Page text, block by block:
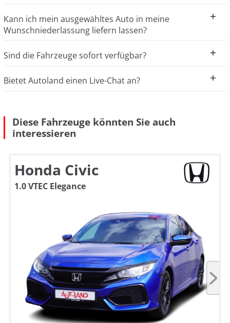
Kann ich mein ausgewähltes Auto in meine
Wunschniederlassung liefern lassen?
Sind die Fahrzeuge sofort verfügbar?
Bietet Autoland einen Live-Chat an?
Diese Fahrzeuge könnten Sie auch
interessieren
Honda Civic
1.0 VTEC Elegance